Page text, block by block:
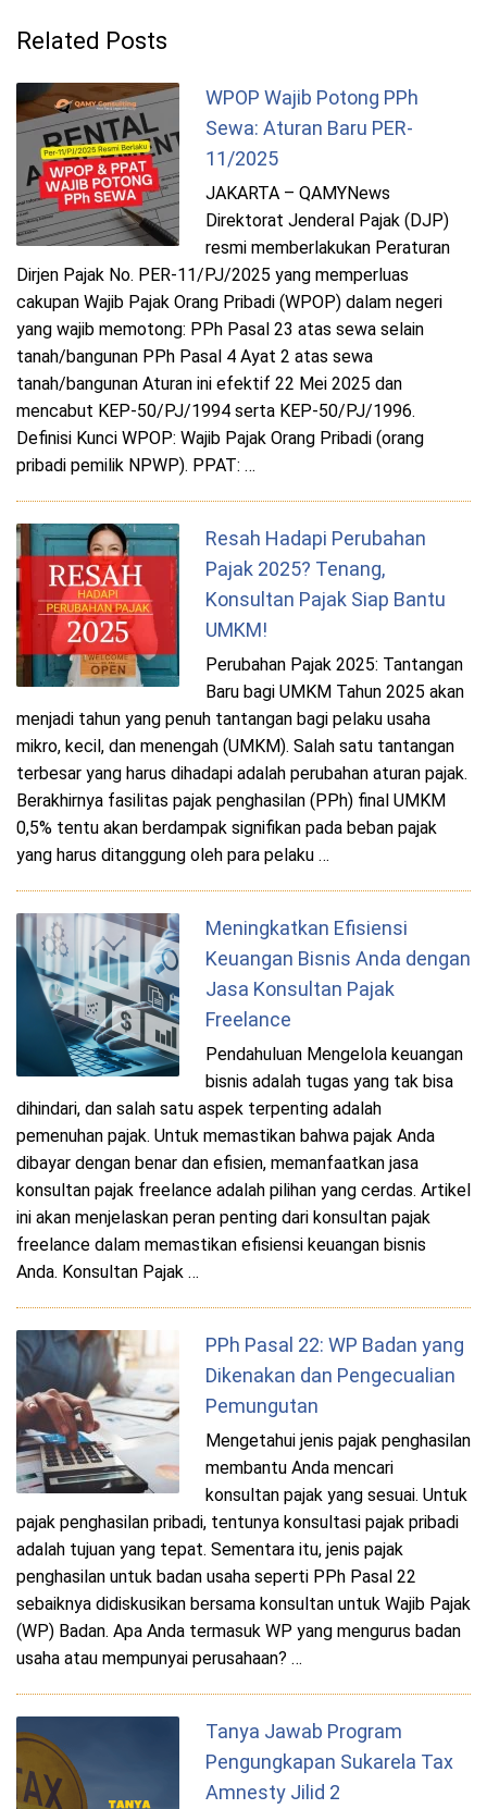
Related Posts
WPOP Wajib Potong PPh
Sewa: Aturan Baru PER-
11/2025
JAKARTA – QAMYNews
Direktorat Jenderal Pajak (DJP)
resmi memberlakukan Peraturan
Dirjen Pajak No. PER-11/PJ/2025 yang memperluas
cakupan Wajib Pajak Orang Pribadi (WPOP) dalam negeri
yang wajib memotong: PPh Pasal 23 atas sewa selain
tanah/bangunan PPh Pasal 4 Ayat 2 atas sewa
tanah/bangunan Aturan ini efektif 22 Mei 2025 dan
mencabut KEP-50/PJ/1994 serta KEP-50/PJ/1996.
Definisi Kunci WPOP: Wajib Pajak Orang Pribadi (orang
pribadi pemilik NPWP). PPAT: …
Resah Hadapi Perubahan
Pajak 2025? Tenang,
Konsultan Pajak Siap Bantu
UMKM!
Perubahan Pajak 2025: Tantangan
Baru bagi UMKM Tahun 2025 akan
menjadi tahun yang penuh tantangan bagi pelaku usaha
mikro, kecil, dan menengah (UMKM). Salah satu tantangan
terbesar yang harus dihadapi adalah perubahan aturan pajak.
Berakhirnya fasilitas pajak penghasilan (PPh) final UMKM
0,5% tentu akan berdampak signifikan pada beban pajak
yang harus ditanggung oleh para pelaku …
Meningkatkan Efisiensi
Keuangan Bisnis Anda dengan
Jasa Konsultan Pajak
Freelance
Pendahuluan Mengelola keuangan
bisnis adalah tugas yang tak bisa
dihindari, dan salah satu aspek terpenting adalah
pemenuhan pajak. Untuk memastikan bahwa pajak Anda
dibayar dengan benar dan efisien, memanfaatkan jasa
konsultan pajak freelance adalah pilihan yang cerdas. Artikel
ini akan menjelaskan peran penting dari konsultan pajak
freelance dalam memastikan efisiensi keuangan bisnis
Anda. Konsultan Pajak …
PPh Pasal 22: WP Badan yang
Dikenakan dan Pengecualian
Pemungutan
Mengetahui jenis pajak penghasilan
membantu Anda mencari
konsultan pajak yang sesuai. Untuk
pajak penghasilan pribadi, tentunya konsultasi pajak pribadi
adalah tujuan yang tepat. Sementara itu, jenis pajak
penghasilan untuk badan usaha seperti PPh Pasal 22
sebaiknya didiskusikan bersama konsultan untuk Wajib Pajak
(WP) Badan. Apa Anda termasuk WP yang mengurus badan
usaha atau mempunyai perusahaan? …
Tanya Jawab Program
Pengungkapan Sukarela Tax
Amnesty Jilid 2